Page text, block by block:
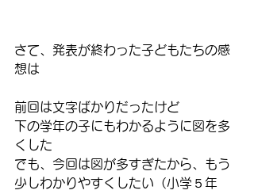
さて、発表が終わった子どもたちの感
想は
前回は文字ばかりだったけど
下の学年の子にもわかるように図を多
くした
でも、今回は図が多すぎたから、もう
少しわかりやすくしたい（小学５年